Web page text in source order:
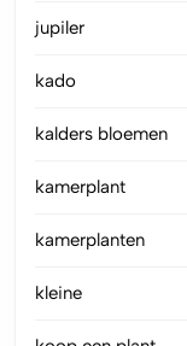
jupiler
kado
kalders bloemen
kamerplant
kamerplanten
kleine